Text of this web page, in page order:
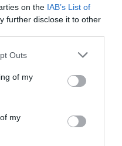
on the IAB’s List of
further disclose it to other
Outs
of my
my
είναι μια
– αναμφίβολα και
την απόδοση του
τραγούδια του Πάνου